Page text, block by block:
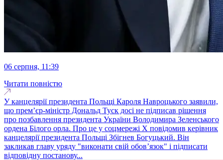
06 серпня, 11:39
Читати повністю
У канцелярії президента Польщі Кароля Навроцького заявили,
що прем’єр-міністр Дональд Туск досі не підписав рішення
про позбавлення президента України Володимира Зеленського
ордена Білого орла. Про це у соцмережі X повідомив керівник
канцелярії президента Польщі Збігнев Богуцький. Він
закликав главу уряду "виконати свій обов’язок" і підписати
відповідну постанову...